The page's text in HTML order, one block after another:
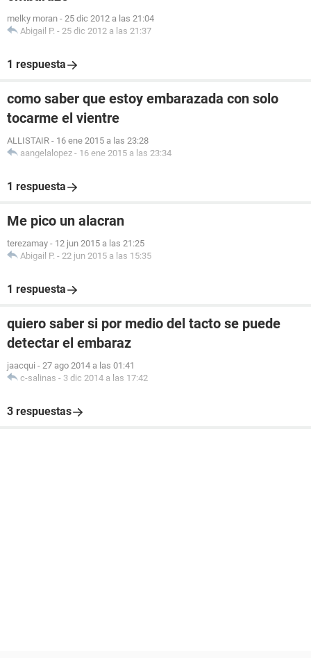
melky moran - 25 dic 2012 a las 21:04
Abigail P. - 25 dic 2012 a las 21:37
1 respuesta
como saber que estoy embarazada con solo
tocarme el vientre
ALLISTAIR - 16 ene 2015 a las 23:28
aangelalopez - 16 ene 2015 a las 23:34
1 respuesta
Me pico un alacran
terezamay - 12 jun 2015 a las 21:25
Abigail P. - 22 jun 2015 a las 15:35
1 respuesta
quiero saber si por medio del tacto se puede
detectar el embaraz
jaacqui - 27 ago 2014 a las 01:41
c-salinas - 3 dic 2014 a las 17:42
3 respuestas